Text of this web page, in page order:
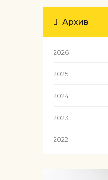
Архив
2026
2025
2024
2023
2022